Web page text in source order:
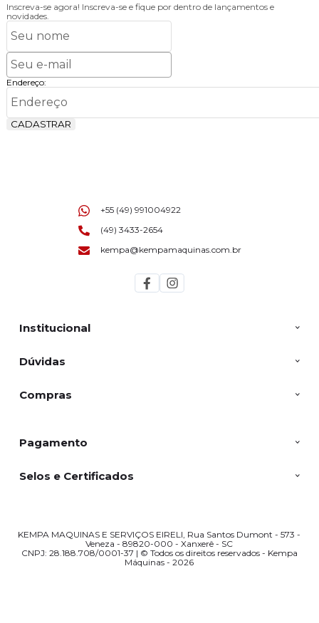
Inscreva-se agora! Inscreva-se e fique por dentro de lançamentos e
novidades.
Endereço:
CADASTRAR
Institucional
Dúvidas
Compras
+55 (49) 991004922
(49) 3433-2654
kempa@kempamaquinas.com.br
Pagamento
Selos e Certificados
KEMPA MAQUINAS E SERVIÇOS EIRELI, Rua Santos Dumont - 573 -
Veneza - 89820-000 - Xanxerê - SC
CNPJ: 28.188.708/0001-37 | © Todos os direitos reservados - Kempa
Máquinas - 2026